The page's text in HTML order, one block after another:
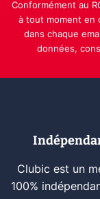
Conformément au
à tout moment en
dans chaque
données,
Clubic est un
100%